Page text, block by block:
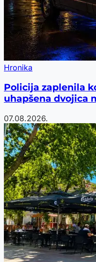
Hronika
Policija zaplenila
uhapšena dvojica
07.08.2026.